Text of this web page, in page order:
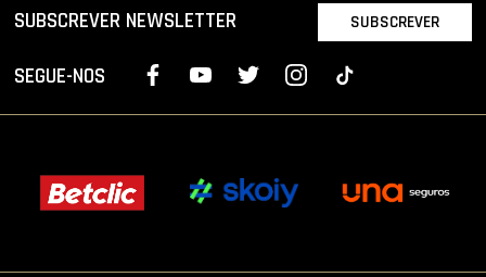
SUBSCREVER NEWSLETTER SUBSCREVER
SEGUE-NOS